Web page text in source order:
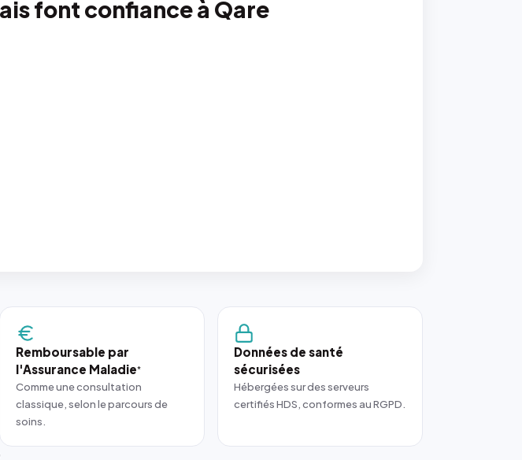
font confiance à Qare
Remboursable par
l'Assurance Maladie*
Comme une consultation
classique, selon le parcours de
soins.
Données de santé
sécurisées
Hébergées sur des serveurs
certifiés HDS, conformes au RGPD.